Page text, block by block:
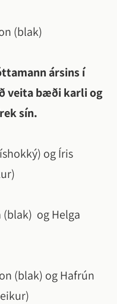
(blak)
ársins í
veita bæði karli og
sín.
og Íris
(blak) og Helga
(blak) og Hafrún